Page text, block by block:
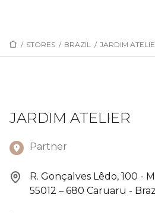
/ STORES / BRAZIL / JARDIM
JARDIM ATELIER
Partner
R. Gonçalves Lêdo, 100 -
55012 – 680 Caruaru -